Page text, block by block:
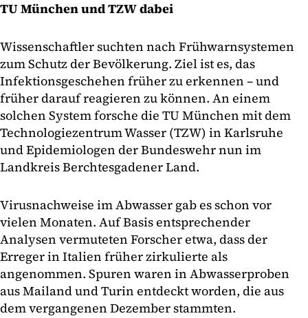
TU München und TZW dabei
Wissenschaftler suchten nach Frühwarnsystemen
zum Schutz der Bevölkerung. Ziel ist es, das
Infektionsgeschehen früher zu erkennen – und
früher darauf reagieren zu können. An einem
solchen System forsche die TU München mit dem
Technologiezentrum Wasser (TZW) in Karlsruhe
und Epidemiologen der Bundeswehr nun im
Landkreis Berchtesgadener Land.
Virusnachweise im Abwasser gab es schon vor
vielen Monaten. Auf Basis entsprechender
Analysen vermuteten Forscher etwa, dass der
Erreger in Italien früher zirkulierte als
angenommen. Spuren waren in Abwasserproben
aus Mailand und Turin entdeckt worden, die aus
dem vergangenen Dezember stammten.